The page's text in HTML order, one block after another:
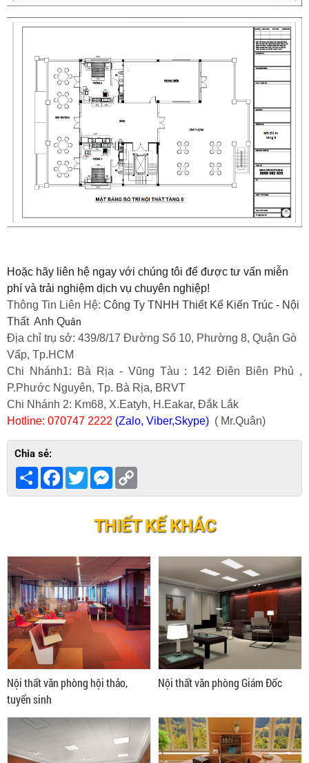
Hoặc hãy liên hệ ngay với chúng tôi để được tư vấn miễn
phí và trải nghiệm dịch vụ chuyên nghiệp!
Thông Tin Liên Hệ: Công Ty TNHH Thiết Kế Kiến Trúc - Nội
Thất Anh Quân
Địa chỉ trụ sở: 439/8/17 Đường Số 10, Phường 8, Quận Gò
Vấp, Tp.HCM
Chi Nhánh1: Bà Rịa - Vũng Tàu : 142 Điên Biên Phủ ,
P.Phước Nguyên, Tp. Bà Rịa, BRVT
Chi Nhánh 2: Km68, X.Eatyh, H.Eakar, Đắk Lắk
Hotline: 070747 2222 (Zalo, Viber,Skype) ( Mr.Quân)
Chia sẻ:
Share Facebook
TwitterMessenger
THIẾT KẾ KHÁC
Nội thất văn phòng hội thảo,
tuyển sinh
Nội thất văn phòng Giám Đốc